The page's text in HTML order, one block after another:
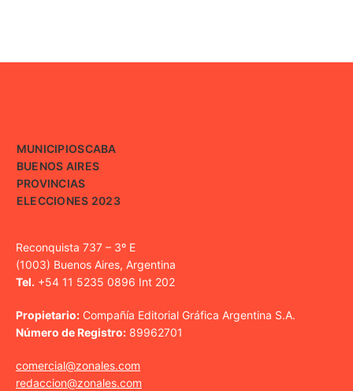
MUNICIPIOSCABA
BUENOS AIRES
PROVINCIAS
ELECCIONES 2023
Reconquista 737 – 3º E
(1003) Buenos Aires, Argentina
Tel. +54 11 5235 0896 Int 202
Propietario: Compañía Editorial Gráfica Argentina S.A.
Número de Registro: 89962701
comercial@zonales.com
redaccion@zonales.com